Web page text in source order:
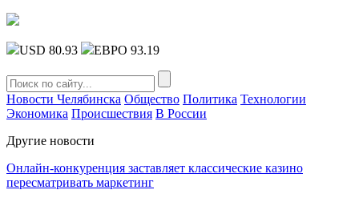
USD 80.93 ЕВРО 93.19
Новости Челябинска Общество Политика Технологии
Экономика Происшествия В России
Другие новости
Онлайн-конкуренция заставляет классические казино
пересматривать маркетинг